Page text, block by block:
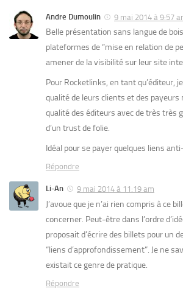
Andre Dumoulin 9 mai 2014 à 9:57
Belle présentation sans langue de
plateformes de “mise en relation de
amener de la visibilité sur leur site
Pour Rocketlinks, en tant qu’éditeur,
qualité de leurs clients et des payeurs
qualité des éditeurs avec de très très
d’un trust de folie.
Idéal pour se payer quelques liens
Répondre
Li-An 9 mai 2014 à 11:19 am
J’avoue que je n’ai rien compris à ce
concerner. Peut-être dans l’ordre
proposait d’écrire des billets pour un
“liens d’approfondissement”. Je ne
existait ce genre de pratique.
Répondre